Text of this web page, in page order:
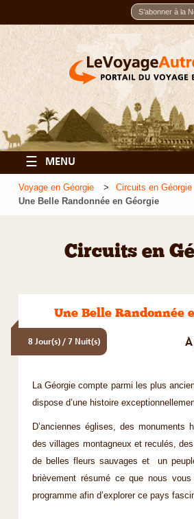
☰ MENU
Voyage en Géorgie
Circuits en Géorgie
Une Belle Randonnée en Géorgie
Circuits en
Une Belle Randonnée
8 Jour(s) / 7 Nuit(s)
La Géorgie compte parmi les plus
dispose d’une histoire
D’anciennes églises, des monuments
des villages montagneux et reculés,
de belles fleurs sauvages et un
brièvement résumé ce que nous
programme afin d’explorer ce pays